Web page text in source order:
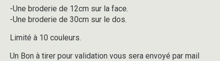
-Une broderie de 12cm sur la face.
-Une broderie de 30cm sur le dos.
Limité à 10 couleurs.
Un Bon à tirer pour validation vous sera envoyé par mail